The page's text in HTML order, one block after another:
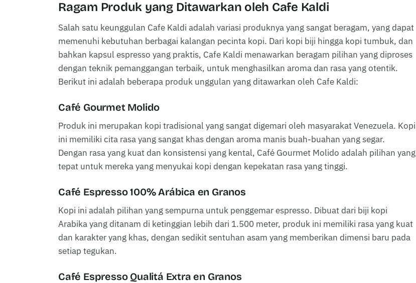
Ragam Produk yang Ditawarkan oleh Cafe Kaldi
Salah satu keunggulan Cafe Kaldi adalah variasi produknya yang sangat beragam, yang dapat
memenuhi kebutuhan berbagai kalangan pecinta kopi. Dari kopi biji hingga kopi tumbuk, dan
bahkan kapsul espresso yang praktis, Cafe Kaldi menawarkan beragam pilihan yang diproses
dengan teknik pemanggangan terbaik, untuk menghasilkan aroma dan rasa yang otentik.
Berikut ini adalah beberapa produk unggulan yang ditawarkan oleh Cafe Kaldi:
Café Gourmet Molido
Produk ini merupakan kopi tradisional yang sangat digemari oleh masyarakat Venezuela. Kopi
ini memiliki cita rasa yang sangat khas dengan aroma manis buah-buahan yang segar.
Dengan rasa yang kuat dan konsistensi yang kental, Café Gourmet Molido adalah pilihan yang
tepat untuk mereka yang menyukai kopi dengan kepekatan rasa yang tinggi.
Café Espresso 100% Arábica en Granos
Kopi ini adalah pilihan yang sempurna untuk penggemar espresso. Dibuat dari biji kopi
Arabika yang ditanam di ketinggian lebih dari 1.500 meter, produk ini memiliki rasa yang kuat
dan karakter yang khas, dengan sedikit sentuhan asam yang memberikan dimensi baru pada
setiap tegukan.
Café Espresso Qualitá Extra en Granos